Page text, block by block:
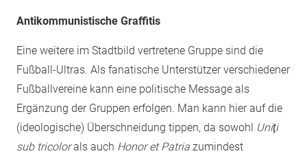
Antikommunistische Graffitis
Eine weitere im Stadtbild vertretene Gruppe sind die
Fußball-Ultras. Als fanatische Unterstützer verschiedener
Fußballvereine kann eine politische Message als
Ergänzung der Gruppen erfolgen. Man kann hier auf die
(ideologische) Überschneidung tippen, da sowohl Uniţi
sub tricolorals auch Honor et Patria zumindest